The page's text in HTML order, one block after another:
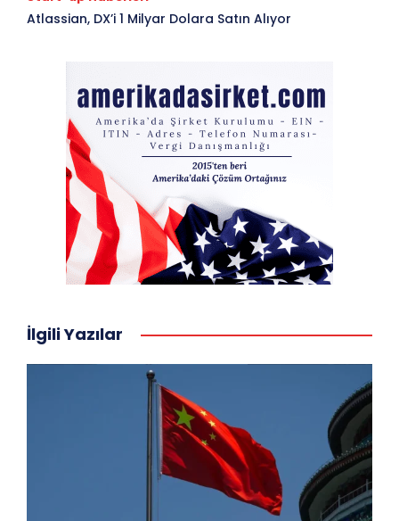
Atlassian, DX’i 1 Milyar Dolara Satın Alıyor
İlgili Yazılar